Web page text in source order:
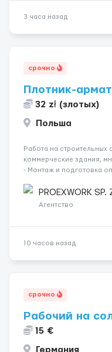
3 часа назад
срочно
Плотник-
32 zł (злотых)
Польша
Работа на строительных
коммерческие здания,
- Монтаж и подготовка
Связка арматурных
опалубки после за...
PROEXWORK SP.
Агентство
10 часов назад
срочно
Рабочий на
15 €
Германия